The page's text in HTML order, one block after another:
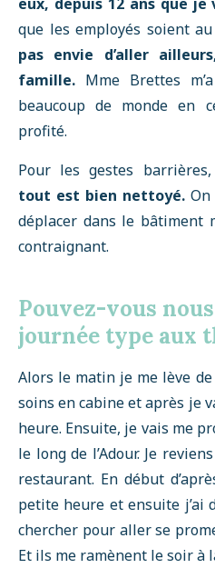
que les employés soient au
pas envie d’aller
famille. Mme Brettes
beaucoup de monde en
profité.
Pour les gestes barrières,
tout est bien nettoyé.On
déplacer dans le bâtiment
contraignant.
Pouvez-vous
journée type aux
Alors le matin je me lève
soins en cabine et après je
heure. Ensuite, je vais me
le long de l’Adour. Je
restaurant. En début
petite heure et ensuite j’ai
chercher pour aller se
Et ils me ramènent le soir à